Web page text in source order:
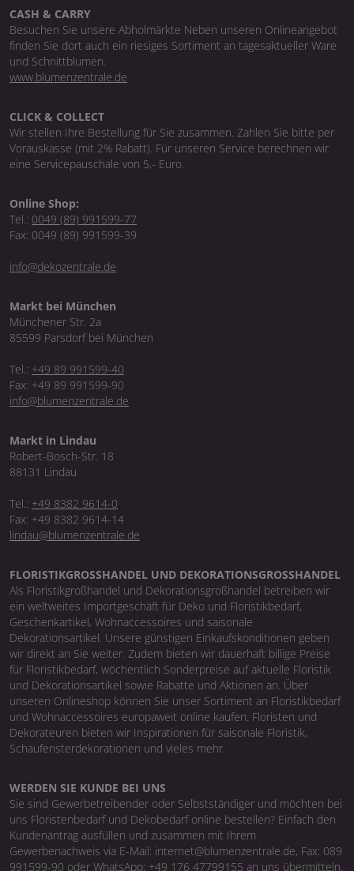
CASH & CARRY
Besuchen Sie unsere Abholmärkte Neben unseren Onlineangebot
finden Sie dort auch ein riesiges Sortiment an tagesaktueller Ware
und Schnittblumen.
www.blumenzentrale.de
CLICK & COLLECT
Wir stellen Ihre Bestellung für Sie zusammen. Zahlen Sie bitte per
Vorauskasse (mit 2% Rabatt). Für unseren Service berechnen wir
eine Servicepauschale von 5,- Euro.
Online Shop:
Tel.: 0049 (89) 991599-77
Fax: 0049 (89) 991599-39
info@dekozentrale.de
Markt bei München
Münchener Str. 2a
85599 Parsdorf bei München
Tel.: +49 89 991599-40
Fax: +49 89 991599-90
info@blumenzentrale.de
Markt in Lindau
Robert-Bosch-Str. 18
88131 Lindau
Tel.: +49 8382 9614-0
Fax: +49 8382 9614-14
lindau@blumenzentrale.de
FLORISTIKGROSSHANDEL UND DEKORATIONSGROSSHANDEL
Als Floristikgroßhandel und Dekorationsgroßhandel betreiben wir
ein weltweites Importgeschäft für Deko und Floristikbedarf,
Geschenkartikel, Wohnaccessoires und saisonale
Dekorationsartikel. Unsere günstigen Einkaufskonditionen geben
wir direkt an Sie weiter. Zudem bieten wir dauerhaft billige Preise
für Floristikbedarf, wöchentlich Sonderpreise auf aktuelle Floristik
und Dekorationsartikel sowie Rabatte und Aktionen an. Über
unseren Onlineshop können Sie unser Sortiment an Floristikbedarf
und Wohnaccessoires europaweit online kaufen. Floristen und
Dekorateuren bieten wir Inspirationen für saisonale Floristik,
Schaufensterdekorationen und vieles mehr.
WERDEN SIE KUNDE BEI UNS
Sie sind Gewerbetreibender oder Selbstständiger und möchten bei
uns Floristenbedarf und Dekobedarf online bestellen? Einfach den
Kundenantrag ausfüllen und zusammen mit Ihrem
Gewerbenachweis via E-Mail: internet@blumenzentrale.de, Fax: 089
991599-90 oder WhatsApp: +49 176 47799155 an uns übermitteln.